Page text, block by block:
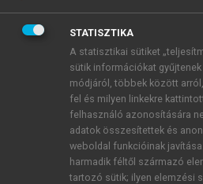
BELÉPÉS SAJÁT
ÚJ FIÓK
1 óra díjmentes hozzáférés
E-MAIL-CÍM
STATISZTIKA
A statisztikai sütiket
sütik információkat
módjáról, többek között
fel és milyen linkekre
felhasználó azonosítására
adatok összesítettek és
weboldal funkcióinak
harmadik féltől származó
tartozó sütik; ilyen elemzési